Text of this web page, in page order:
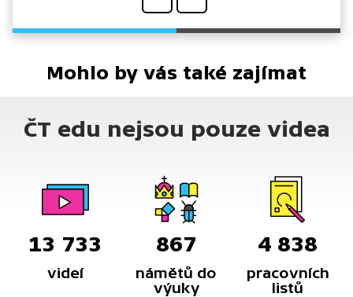
Mohlo by vás také zajímat
ČT edu nejsou pouze videa
13 733
videí
867
námětů do
výuky
4 838
pracovních
listů